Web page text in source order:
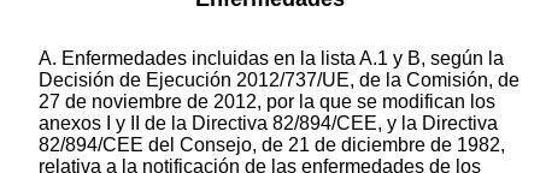
A. Enfermedades incluidas en la lista A.1 y B, según la
Decisión de Ejecución 2012/737/UE, de la Comisión, de
27 de noviembre de 2012, por la que se modifican los
anexos I y II de la Directiva 82/894/CEE, y la Directiva
82/894/CEE del Consejo, de 21 de diciembre de 1982,
relativa a la notificación de las enfermedades de los